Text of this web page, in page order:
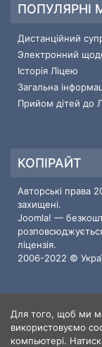
ПОПУЛЯРНІ
Дистанційний
Электронний
Історія Ліцею
Загальна
Прийом дітей до
КОПІРАЙТ
Авторські права
захищені.
Joomla! —
ліцензія.
2006-2022 ©
Для того, щоб ми
використовуємо
компьютері.